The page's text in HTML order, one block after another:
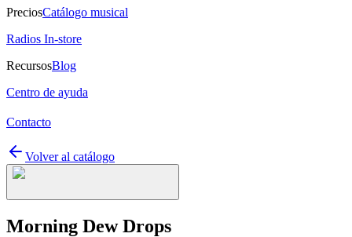
PreciosCatálogo musical
Radios In-store
RecursosBlog
Centro de ayuda
Contacto
Volver al catálogo
Morning Dew Drops